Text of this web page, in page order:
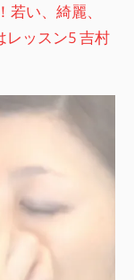
い、綺麗、
レッスン5 吉村